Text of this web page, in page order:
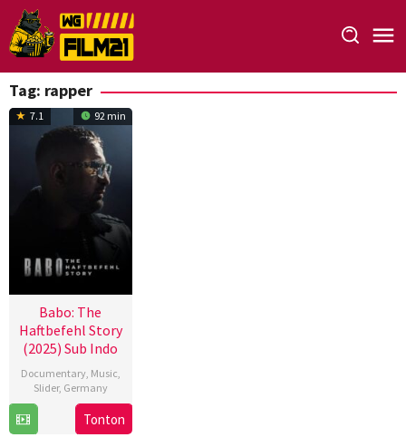
Loncat
ke
konten
Tag: rapper
7.1 92 min
Babo: The
Haftbefehl Story
(2025) Sub Indo
Documentary, Music
Slider, Germany
Oct
Sinan
Sevinç
Tonton